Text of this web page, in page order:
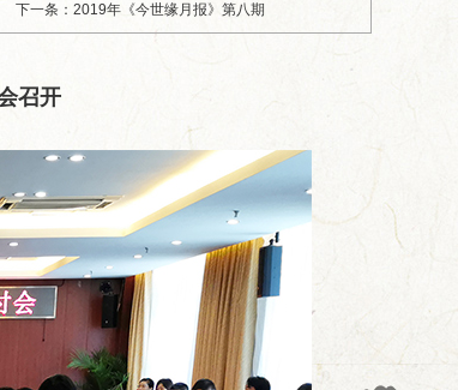
下一条：2019年《今世缘月报》第八期
召开